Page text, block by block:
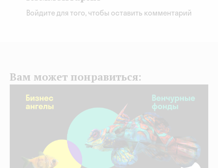
Войдите для того, чтобы оставить комментарий
Вам может понравиться: